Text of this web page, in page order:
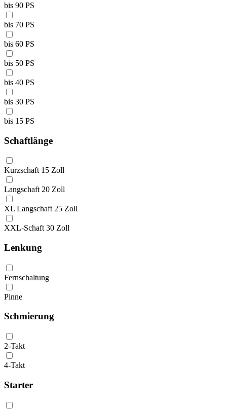
bis 90 PS
bis 70 PS
bis 60 PS
bis 50 PS
bis 40 PS
bis 30 PS
bis 15 PS
Schaftlänge
Kurzschaft 15 Zoll
Langschaft 20 Zoll
XL Langschaft 25 Zoll
XXL-Schaft 30 Zoll
Lenkung
Fernschaltung
Pinne
Schmierung
2-Takt
4-Takt
Starter